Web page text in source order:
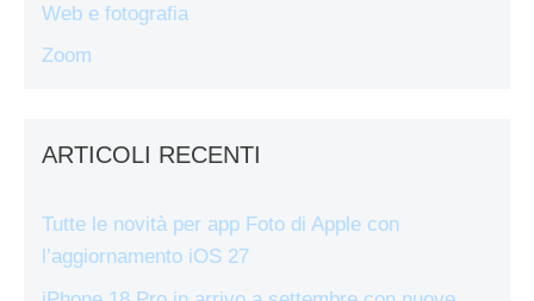
Web e fotografia
Zoom
ARTICOLI RECENTI
Tutte le novità per app Foto di Apple con
l’aggiornamento iOS 27